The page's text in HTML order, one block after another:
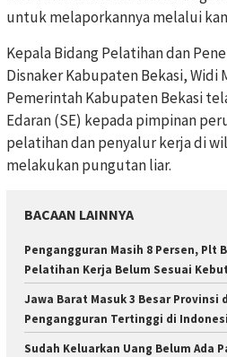
untuk melaporkannya melalui
Kepala Bidang Pelatihan dan
Disnaker Kabupaten Bekasi, Widi
Pemerintah Kabupaten Bekasi
Edaran (SE) kepada pimpinan
pelatihan dan penyalur kerja di
melakukan pungutan liar.
BACAAN LAINNYA
Pengangguran Masih 8 Persen, Plt
Pelatihan Kerja Belum Sesuai
Jawa Barat Masuk 3 Besar Provinsi
Pengangguran Tertinggi di
Sudah Keluarkan Uang Belum Ada